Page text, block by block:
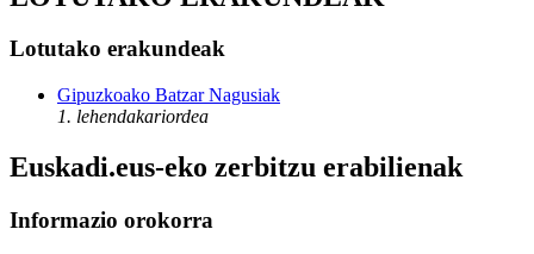
Lotutako erakundeak
Gipuzkoako Batzar Nagusiak
1. lehendakariordea
Euskadi.eus-eko zerbitzu erabilienak
Informazio orokorra